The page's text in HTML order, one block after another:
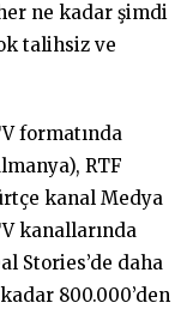
ne kadar şimdi
talihsiz ve
formatında
RTF
kanal Medya
kanallarında
Stories’de daha
800.000’den